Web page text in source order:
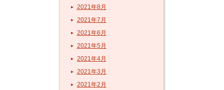
2021年8月
2021年7月
2021年6月
2021年5月
2021年4月
2021年3月
2021年2月